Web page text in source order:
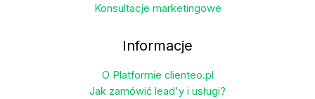
Konsultacje marketingowe
Informacje
O Platformie clienteo.pl
Jak zamówić lead'y i usługi?